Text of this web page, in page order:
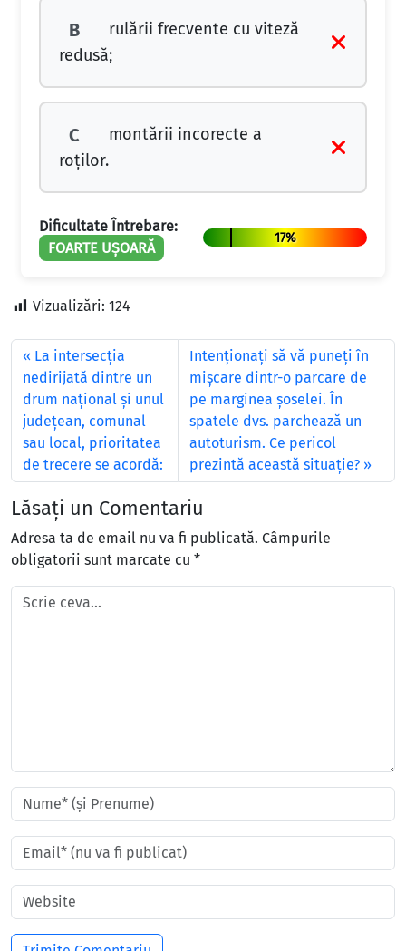
B
rulării frecvente cu viteză
redusă;
C
montării incorecte a
roţilor.
Dificultate Întrebare:
FOARTE UȘOARĂ
17%
Vizualizări: 124
La intersecţia
nedirijată dintre un
drum naţional şi unul
judeţean, comunal
sau local, prioritatea
de trecere se acordă:
Intenţionaţi să vă puneţi în
mişcare dintr-o parcare de
pe marginea şoselei. În
spatele dvs. parchează un
autoturism. Ce pericol
prezintă această situaţie?
Lăsați un Comentariu
Adresa ta de email nu va fi publicată. Câmpurile
obligatorii sunt marcate cu *